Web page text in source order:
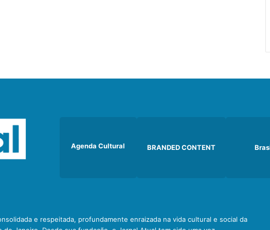
Agenda Cultural BRANDED CONTENT
e respeitada, profundamente enraizada na vida cultural e social da